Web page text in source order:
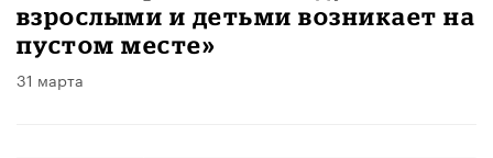
взрослыми и детьми возникает на
пустом месте»
31 марта